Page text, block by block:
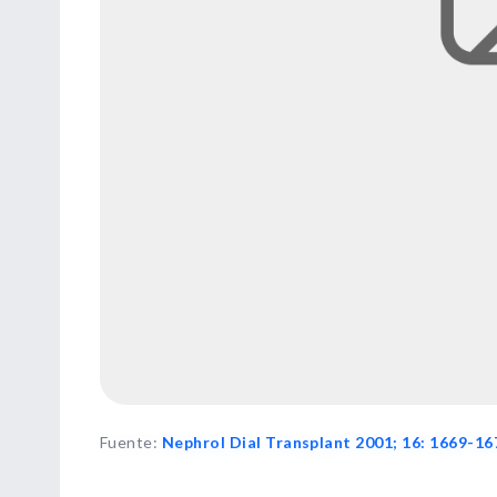
Fuente: Nephrol Dial Transplant 2001; 16: 1669-